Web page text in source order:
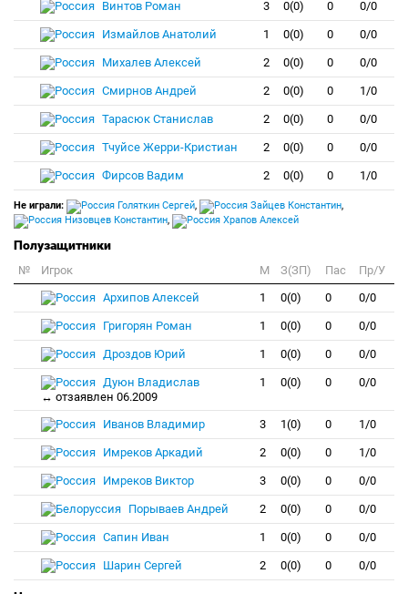
Винтов Роман
3 0(0) 0 0/0
Измайлов Анатолий 1 0(0) 0 0/0
Михалев Алексей 2 0(0) 0 0/0
Смирнов Андрей 2 0(0) 0 1/0
Тарасюк Станислав 2 0(0) 0 0/0
Тчуйсе Жерри-Кристиан 2 0(0) 0 0/0
Фирсов Вадим 2 0(0) 0 1/0
Не играли: Голяткин Сергей, Зайцев Константин,
Низовцев Константин, Храпов Алексей
Полузащитники
№ Игрок M З(ЗП) Пас
Пр/У
Архипов Алексей
1 0(0) 0 0/0
Григорян Роман 1 0(0) 0 0/0
Дроздов Юрий 1 0(0) 0 0/0
Дуюн Владислав
↔ отзаявлен 06.2009
1 0(0) 0 0/0
Иванов Владимир 3 1(0) 0 1/0
Имреков Аркадий 2 0(0) 0 1/0
Имреков Виктор 3 0(0) 0 0/0
Порываев Андрей 2 0(0) 0 0/0
Сапин Иван 1 0(0) 0 0/0
Шарин Сергей 2 0(0) 0 0/0